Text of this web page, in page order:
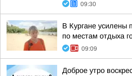
09:30
В Кургане усилены
по местам отдыха
09:09
Доброе утро